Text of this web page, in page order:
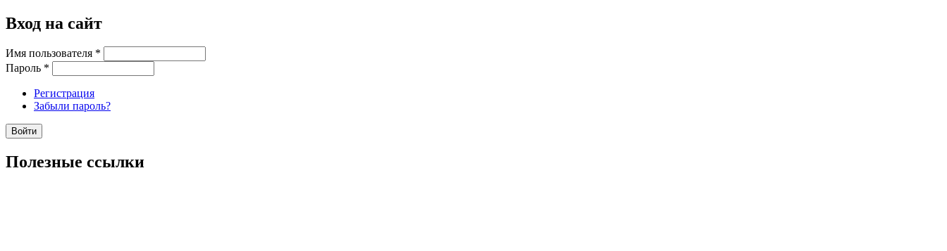
Вход на сайт
Имя пользователя *
Пароль *
Регистрация
Забыли пароль?
Полезные ссылки